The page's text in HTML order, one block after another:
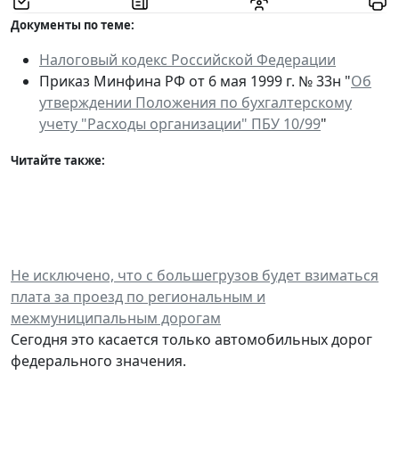
Документы по теме:
Налоговый кодекс Российской Федерации
Приказ Минфина РФ от 6 мая 1999 г. № 33н "Об
утверждении Положения по бухгалтерскому
учету "Расходы организации" ПБУ 10/99"
Читайте также:
Не исключено, что с большегрузов будет взиматься
плата за проезд по региональным и
межмуниципальным дорогам
Сегодня это касается только автомобильных дорог
федерального значения.